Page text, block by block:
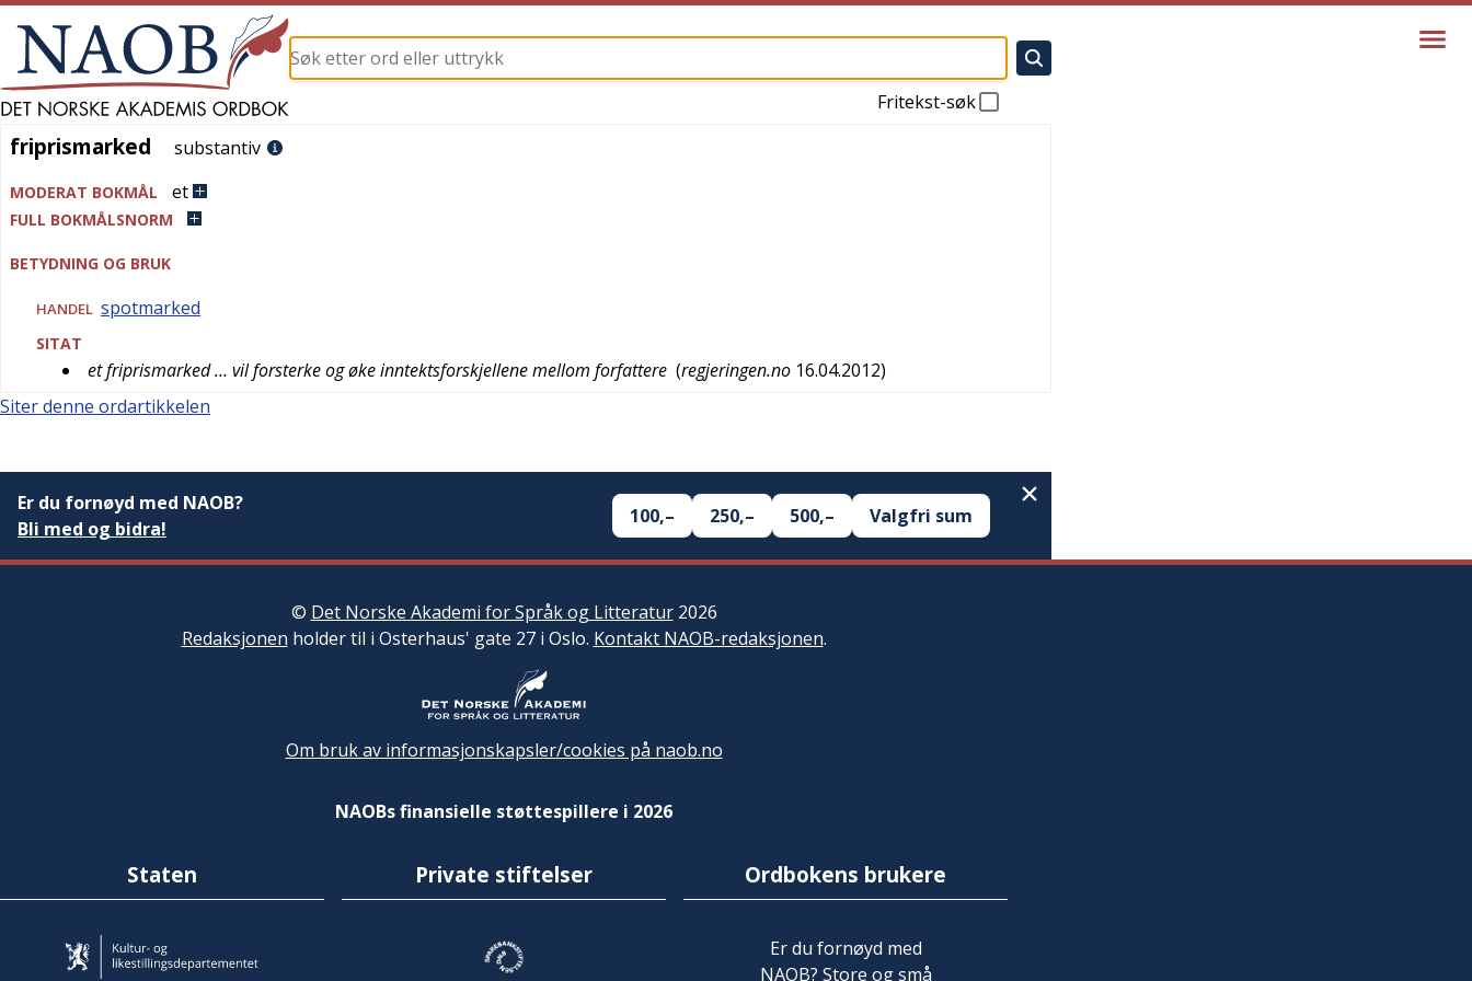
Fritekst-søk
friprismarked
friprismarked substantiv
MODERAT BOKMÅL et
FULL BOKMÅLSNORM
BETYDNING OG BRUK
HANDEL spotmarked
SITAT
et friprismarked … vil forsterke og øke inntektsforskjellene mellom forfattere (regjeringen.no 16.04.2012)
Siter denne ordartikkelen
Er du fornøyd med NAOB?
Bli med og bidra!
100,– 250,– 500,– Valgfri sum
© Det Norske Akademi for Språk og Litteratur2026
Redaksjonen holder til i Osterhaus' gate 27 i Oslo. Kontakt NAOB-redaksjonen.
Om bruk av informasjonskapsler/cookies på naob.no
NAOBs finansielle støttespillere i 2026
Staten Private stiftelser Ordbokens brukere
Er du fornøyd med
NAOB? Store og små